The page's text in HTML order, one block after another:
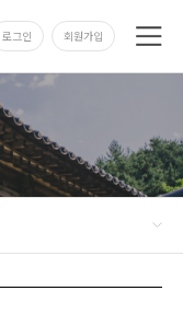
로그인 회원가입